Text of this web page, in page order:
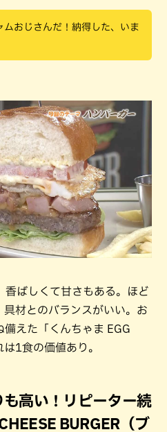
ムおじさんだ！納得した、いま
香ばしくて甘さもある。ほど
具材とのバランスがいい。お
備えた「くんちゃま EGG
1食の価値あり。
も高い！リピーター続
BURGER（ブ